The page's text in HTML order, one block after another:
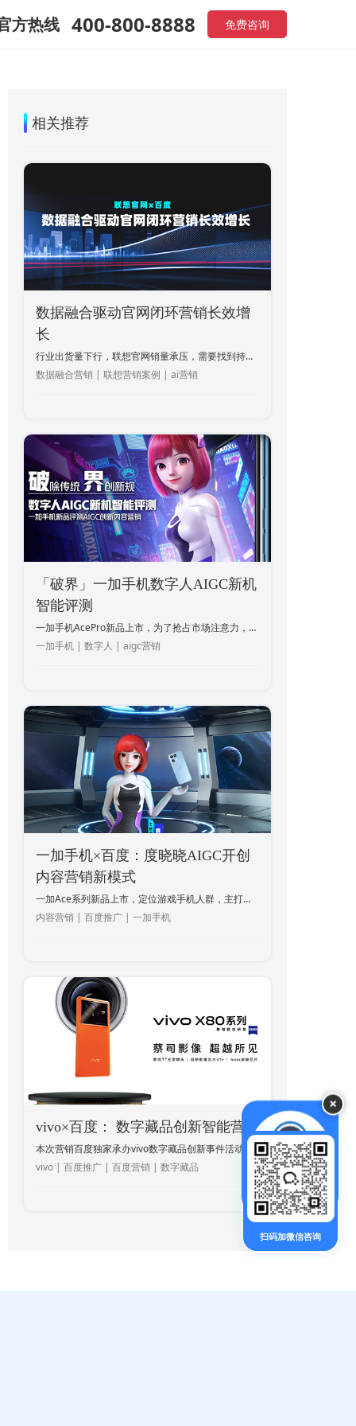
方热线 400-800-8888 免费咨询
相关推荐
数据融合驱动官网闭环营销长效增
长
行业出货量下行，联想官网销量承压，需要找到持续稳定的收入增长点，带动官网销量提升。
数据融合营销 | 联想营销案例 | ai营销
「破界」一加手机数字人AIGC新机
智能评测
一加手机AcePro新品上市，为了抢占市场注意力，希望充分利用百度领先AI技术，沟通产品卖点完成用户种草。
一加手机 | 数字人 | aigc营销
一加手机×百度：度晓晓AIGC开创
内容营销新模式
一加Ace系列新品上市，定位游戏手机人群，主打性能；但同期竞品也纷纷发布新品争夺市场份额。通过百度观星盘数据洞察得知，近9成的手机搜索用户具有明确品牌偏好，面对手机行业内卷严重的情况，一加新品发布如何脱颖而出，品效双收？
内容营销 | 百度推广 | 一加手机
vivo×百度： 数字藏品创新智能营销
vivo | 百度推广 | 百度营销 | 数字藏品
×
扫码加微信咨询